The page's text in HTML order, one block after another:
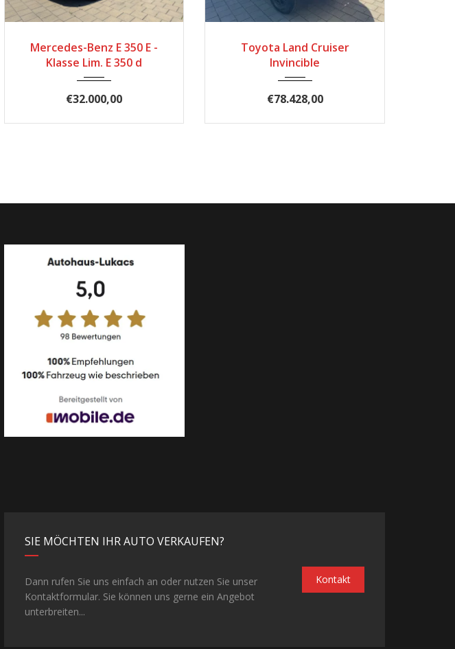
Mercedes-Benz E 350 E -
Klasse Lim. E 350 d
€32.000,00
Toyota Land Cruiser
Invincible
€78.428,00
SIE MÖCHTEN IHR AUTO VERKAUFEN?
Dann rufen Sie uns einfach an oder nutzen Sie unser
Kontaktformular. Sie können uns gerne ein Angebot
unterbreiten...
Kontakt